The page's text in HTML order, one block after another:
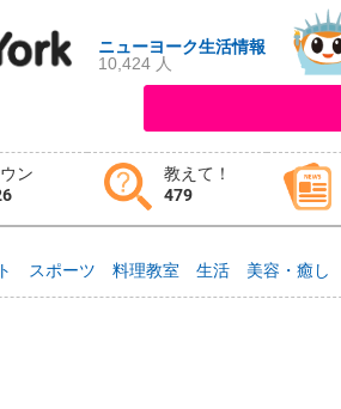
ニューヨーク生活情報
10,424 人
ン
教えて！
479
スポーツ 料理教室 生活 美容・癒し